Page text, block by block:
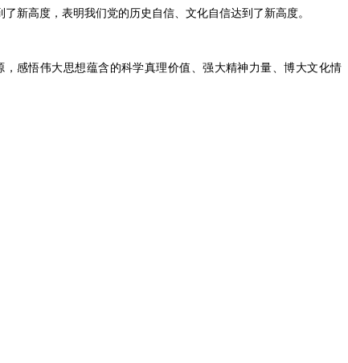
高度，表明我们党的历史自信、文化自信达到了新高度。
悟伟大思想蕴含的科学真理价值、强大精神力量、博大文化情